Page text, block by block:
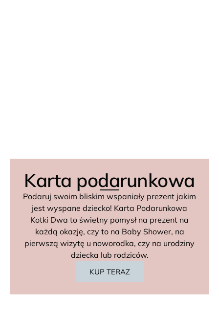
Karta podarunkowa
Podaruj swoim bliskim wspaniały prezent jakim
jest wyspane dziecko! Karta Podarunkowa
Kotki Dwa to świetny pomysł na prezent na
każdą okazję, czy to na Baby Shower, na
pierwszą wizytę u noworodka, czy na urodziny
dziecka lub rodziców.
KUP TERAZ